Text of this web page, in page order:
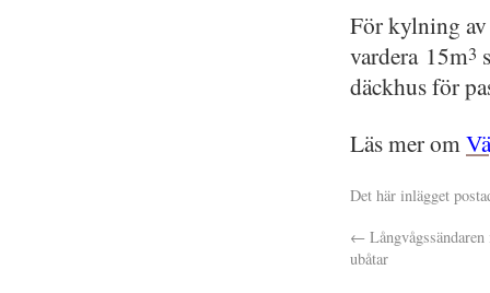
För kylning
vardera 15m3
däckhus för
Läs mer om
Det här inlägget
←
ubåtar